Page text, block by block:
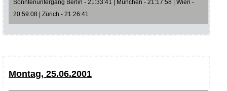
Sonntenuntergang Berlin - 21:33:41 | München - 21:17:58 | Wien -
20:59:08 | Zürich - 21:26:41
Montag, 25.06.2001